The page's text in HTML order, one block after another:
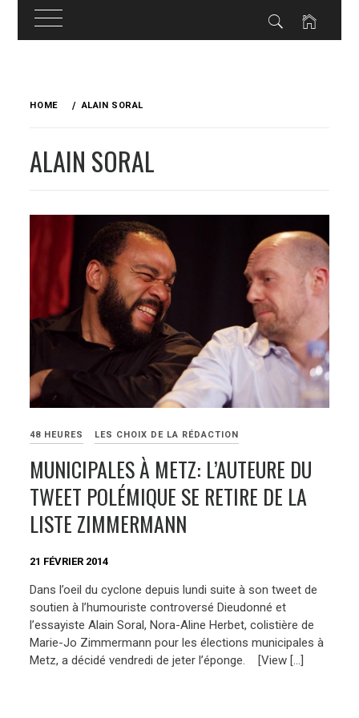
HOME ALAIN SORAL
ALAIN SORAL
48 HEURES LES CHOIX DE LA RÉDACTION
MUNICIPALES À METZ: L’AUTEURE DU
TWEET POLÉMIQUE SE RETIRE DE LA
LISTE ZIMMERMANN
21 FÉVRIER 2014
Dans l’oeil du cyclone depuis lundi suite à son tweet de
soutien à l’humouriste controversé Dieudonné et
l’essayiste Alain Soral, Nora-Aline Herbet, colistière de
Marie-Jo Zimmermann pour les élections municipales à
Metz, a décidé vendredi de jeter l’éponge. [View […]